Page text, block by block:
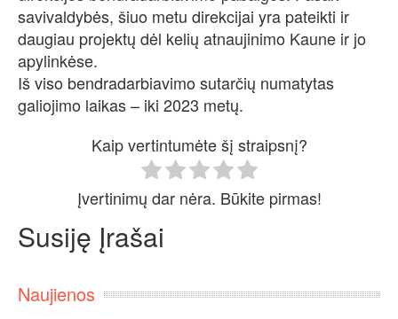
savivaldybės, šiuo metu direkcijai yra pateikti ir
daugiau projektų dėl kelių atnaujinimo Kaune ir jo
apylinkėse.
Iš viso bendradarbiavimo sutarčių numatytas
galiojimo laikas – iki 2023 metų.
Kaip vertintumėte šį straipsnį?
Įvertinimų dar nėra. Būkite pirmas!
Susiję Įrašai
Naujienos